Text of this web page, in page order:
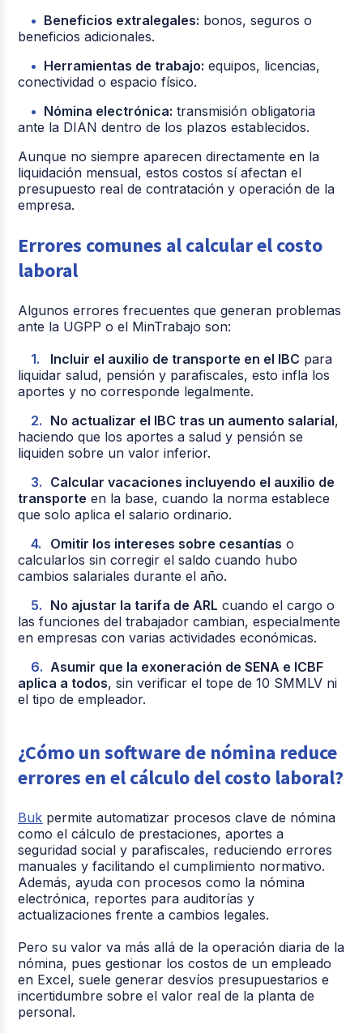
Beneficios extralegales: bonos, seguros o
beneficios adicionales.
Herramientas de trabajo: equipos, licencias,
conectividad o espacio físico.
Nómina electrónica: transmisión obligatoria
ante la DIAN dentro de los plazos establecidos.
Aunque no siempre aparecen directamente en la
liquidación mensual, estos costos sí afectan el
presupuesto real de contratación y operación de la
empresa.
Errores comunes al calcular el costo
laboral
Algunos errores frecuentes que generan problemas
ante la UGPP o el MinTrabajo son:
Incluir el auxilio de transporte en el IBC para
liquidar salud, pensión y parafiscales, esto infla los
aportes y no corresponde legalmente.
No actualizar el IBC tras un aumento salarial,
haciendo que los aportes a salud y pensión se
liquiden sobre un valor inferior.
Calcular vacaciones incluyendo el auxilio de
transporte en la base, cuando la norma establece
que solo aplica el salario ordinario.
Omitir los intereses sobre cesantías o
calcularlos sin corregir el saldo cuando hubo
cambios salariales durante el año.
No ajustar la tarifa de ARL cuando el cargo o
las funciones del trabajador cambian, especialmente
en empresas con varias actividades económicas.
Asumir que la exoneración de SENA e ICBF
aplica a todos, sin verificar el tope de 10 SMMLV ni
el tipo de empleador.
¿Cómo un software de nómina reduce
errores en el cálculo del costo laboral?
Buk permite automatizar procesos clave de nómina
como el cálculo de prestaciones, aportes a
seguridad social y parafiscales, reduciendo errores
manuales y facilitando el cumplimiento normativo.
Además, ayuda con procesos como la nómina
electrónica, reportes para auditorías y
actualizaciones frente a cambios legales.
Pero su valor va más allá de la operación diaria de la
nómina, pues gestionar los costos de un empleado
en Excel, suele generar desvíos presupuestarios e
incertidumbre sobre el valor real de la planta de
personal.